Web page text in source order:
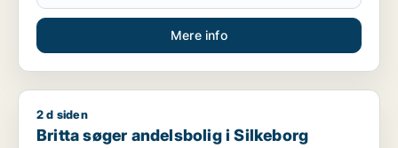
Mere info
Britta søger andelsbolig i Silkeborg
2 d siden
Britta søger andelsbolig i Silkeborg